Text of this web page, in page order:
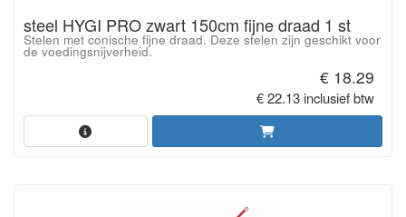
steel HYGI PRO zwart 150cm fijne draad 1 st
Stelen met conische fijne draad. Deze stelen zijn geschikt voor
de voedingsnijverheid.
€ 18.29
€ 22.13 inclusief btw